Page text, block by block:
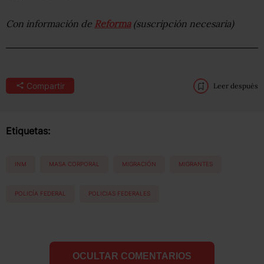
Con información de Reforma(suscripción necesaria)
Compartir Leer después
Etiquetas:
INM MASA CORPORAL MIGRACIÓN MIGRANTES
POLICÍA FEDERAL POLICIAS FEDERALES
OCULTAR COMENTARIOS